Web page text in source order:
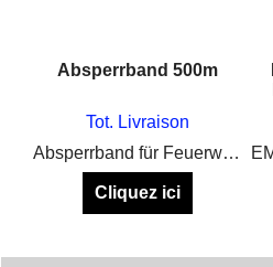
Absperrband 500m
Tot. Livraison
Absperrband für Feuerwerk
Cliquez ici